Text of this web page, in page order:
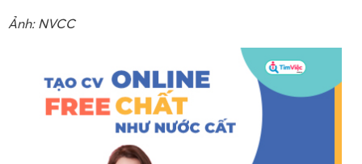
Ảnh: NVCC